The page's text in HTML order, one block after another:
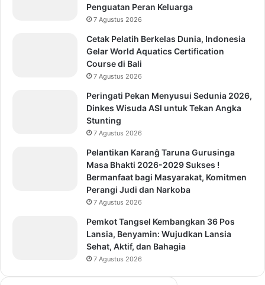
Penguatan Peran Keluarga
7 Agustus 2026
Cetak Pelatih Berkelas Dunia, Indonesia
Gelar World Aquatics Certification
Course di Bali
7 Agustus 2026
Peringati Pekan Menyusui Sedunia 2026,
Dinkes Wisuda ASI untuk Tekan Angka
Stunting
7 Agustus 2026
Pelantikan Karanĝ Taruna Gurusinga
Masa Bhakti 2026-2029 Sukses !
Bermanfaat bagi Masyarakat, Komitmen
Perangi Judi dan Narkoba
7 Agustus 2026
Pemkot Tangsel Kembangkan 36 Pos
Lansia, Benyamin: Wujudkan Lansia
Sehat, Aktif, dan Bahagia
7 Agustus 2026